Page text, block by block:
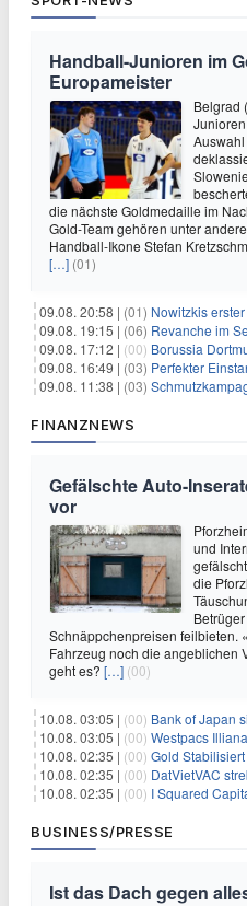
Handball-Junioren im
Europameister
Belgrad
die nächste Goldmedaille im
Gold-Team gehören unter
Handball-Ikone Stefan
[…] (01)
09.08. 20:58 | (01) Nowitzkis
09.08. 19:15 | (06) Revanche im
09.08. 17:12 | (00) Borussia
09.08. 16:49 | (03) Perfekter
09.08. 11:38 | (03)
FINANZNEWS
Gefälschte Auto-
vor
und
die
Schnäppchenpreisen feilbieten.
Fahrzeug noch die angeblichen
geht es? […] (00)
10.08. 03:05 | (00) Bank of Japan signalisiert
10.08. 03:05 | (00) Westpacs Illiana Jain
10.08. 02:35 | (00) Gold Stabilisiert Sich,
10.08. 02:35 | (00) DatVietVAC strebt IPO an, um
10.08. 02:35 | (00) I Squared Capital erwirbt
BUSINESS/PRESSE
Ist das Dach gegen